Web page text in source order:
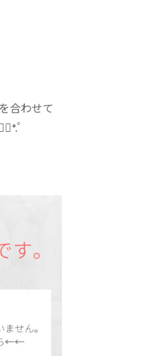
合わせて
ﾟ